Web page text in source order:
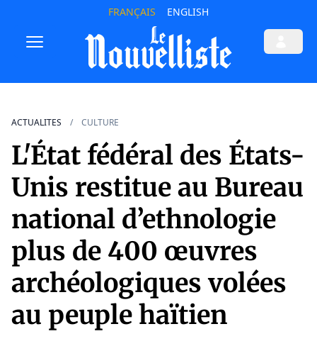
FRANÇAIS ENGLISH
ACTUALITES CULTURE
L'État fédéral des États-
Unis restitue au Bureau
national d’ethnologie
plus de 400 œuvres
archéologiques volées
au peuple haïtien